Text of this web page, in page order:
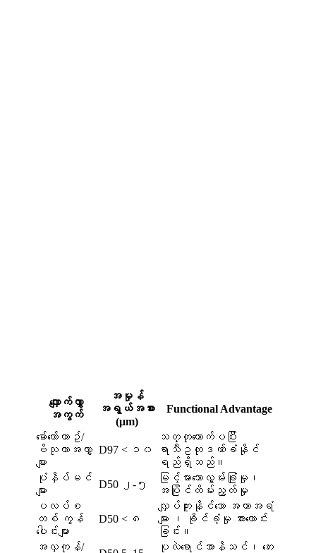
လျှောက်လွှာ
အကွက်
အမှုန်
အရွယ်အစား
(μm)
Functional Advantage
မော်တော်ယာဥ်/
ဗိသုကာအလွှာ
များ
D97 < ၁၀
သတ္တုတောက်ပပြီး
ရာသီဥတုဒဏ်ခံနိုင်
ရည်ရှိသည်။
ပုံနှိပ်မင်
များ
D50 ၂-၅
မြင့်မားသောလွှမ်းခြုံမှု၊
အပြိုင်တိမ်းညွတ်မှု
ပလပ်စ
တစ် ကွန်
ပေါင်းများ
D50 < ၈
လျှပ်ကူးနိုင်သော အကာအရံ
များ ၊ ခိုင်ခံ့မှု အားကောင်း
ခြင်း။
အလှကုန်/
ပုလဲရောင်အာနိသင်၊ ဘေး